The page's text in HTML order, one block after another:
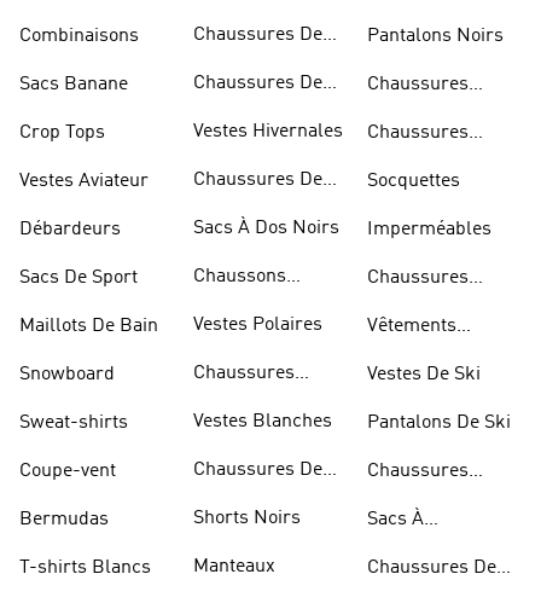
Combinaisons
Sacs Banane
Crop Tops
Vestes Aviateur
Débardeurs
Sacs De Sport
Maillots De Bain
Snowboard
Sweat-shirts
Coupe-vent
Bermudas
T-shirts Blancs
Chaussures De
Chaussures De
Vestes Hivernales
Chaussures De
Sacs À Dos Noirs
Chaussons
Vestes Polaires
Chaussures
Vestes Blanches
Chaussures De
Shorts Noirs
Manteaux
Pantalons Noirs
Chaussures
Chaussures
Socquettes
Imperméables
Chaussures
Vêtements
Vestes De Ski
Pantalons De Ski
Chaussures
Sacs À
Chaussures De